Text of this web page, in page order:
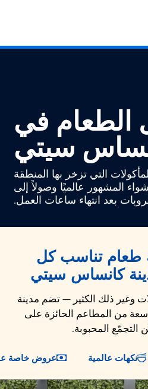
سيتي
الطعام في
سيتي
التي تزخر بها المنطقة
المشهور عالميًا وصولاً إلى
بعد انتهاء ساعات العمل.
طعام تناسب كل
كانساس سيتي
وغير ذلك الكثير — تضم مدينة
من المطاعم الحائزة على
التجمّع المحبوبة.
نكهات عالمية عروض خاصة